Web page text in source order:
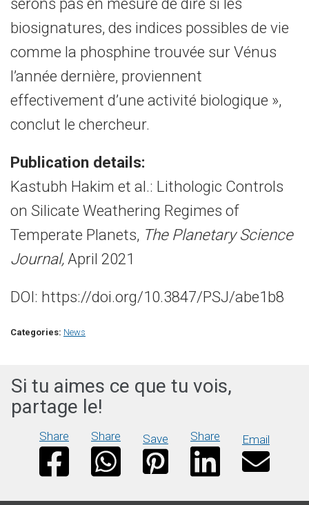
serons pas en mesure de dire si les
biosignatures, des indices possibles de vie
comme la phosphine trouvée sur Vénus
l’année dernière, proviennent
effectivement d’une activité biologique »,
conclut le chercheur.
Publication details:
Kastubh Hakim et al.: Lithologic Controls
on Silicate Weathering Regimes of
Temperate Planets, The Planetary Science
Journal,April 2021
DOI: https://doi.org/10.3847/PSJ/abe1b8
Categories: News
Si tu aimes ce que tu vois,
partage le!
Share Share Save Share Email